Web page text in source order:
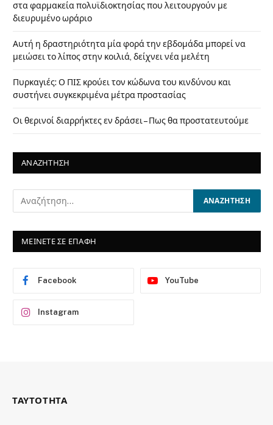
στα φαρμακεία πολυϊδιοκτησίας που λειτουργούν με
διευρυμένο ωράριο
Αυτή η δραστηριότητα μία φορά την εβδομάδα μπορεί να
μειώσει το λίπος στην κοιλιά, δείχνει νέα μελέτη
Πυρκαγιές: Ο ΠΙΣ κρούει τον κώδωνα του κινδύνου και
συστήνει συγκεκριμένα μέτρα προστασίας
Οι θερινοί διαρρήκτες εν δράσει – Πως θα προστατευτούμε
ΑΝΑΖΗΤΗΣΗ
ΜΕΙΝΕΤΕ ΣΕ ΕΠΑΦΗ
Facebook YouTube
Instagram
ΤΑΥΤΟΤΗΤΑ